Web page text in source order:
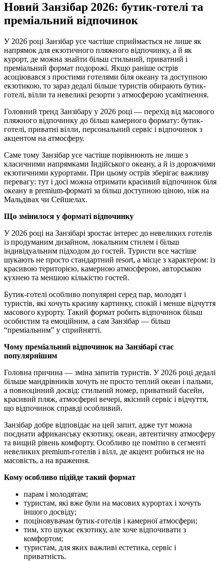
Новий Занзібар 2026: бутик-готелі та
преміальний відпочинок
У 2026 році Занзібар усе частіше сприймається не лише як
напрямок для екзотичного пляжного відпочинку, а й як
курорт, де можна знайти більш стильний, приватний і
преміальний формат подорожі. Якщо раніше острів
асоціювався з простими готелями біля океану та доступною
екзотикою, то зараз дедалі більше туристів обирають бутик-
готелі, вілли та невеликі резорти з атмосферою усамітнення.
Головний тренд Занзібару у 2026 році — перехід від масового
пляжного відпочинку до більш камерного формату: бутик-
готелі, приватні вілли, персональний сервіс і відпочинок з
акцентом на атмосферу.
Саме тому Занзібар усе частіше порівнюють не лише з
класичними напрямками Індійського океану, а й із дорожчими
екзотичними курортами. При цьому острів зберігає важливу
перевагу: тут і досі можна отримати красивий відпочинок біля
океану в premium-форматі за більш доступною ціною, ніж на
Мальдівах чи Сейшелах.
Що змінилося у форматі відпочинку
У 2026 році на Занзібарі зростає інтерес до невеликих готелів
із продуманим дизайном, локальним стилем і більш
індивідуальним підходом до гостей. Туристи все частіше
шукають не просто стандартний resort, а місце з характером: із
красивою територією, камерною атмосферою, авторською
кухнею та меншою кількістю гостей.
Бутик-готелі особливо популярні серед пар, молодят і
туристів, які хочуть красиву картинку, спокій і менше відчуття
масового курорту. Такий формат робить відпочинок більш
особистим та емоційним, а сам Занзібар — більш
“преміальним” у сприйнятті.
Чому преміальний відпочинок на Занзібарі стає
популярнішим
Головна причина — зміна запитів туристів. У 2026 році дедалі
більше мандрівників хочуть не просто теплий океан і пальми,
а повноцінний досвід: стильний номер, приватний басейн,
красивий пляж, атмосферні вечері, якісний сервіс і відчуття,
що відпочинок справді особливий.
Занзібар добре відповідає на цей запит, адже тут можна
поєднати африканську екзотику, океан, автентичну атмосферу
та вищий рівень комфорту. Особливо це помітно в сегменті
невеликих premium-готелів і вілл, де акцент робиться не на
масовість, а на враження.
Кому особливо підійде такий формат
парам і молодятам;
туристам, які вже були на масових курортах і хочуть
іншого досвіду;
поціновувачам бутик-готелів і камерної атмосфери;
тим, хто шукає екзотику, але хоче відпочивати з
комфортом;
туристам, для яких важливі естетика, сервіс і
приватність.